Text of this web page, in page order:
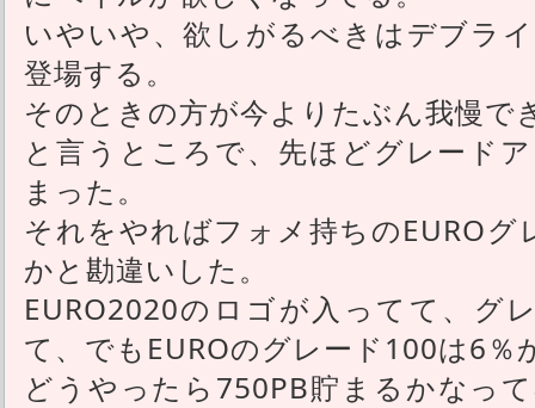
いやいや、欲しがるべきはデブラ
登場する。
そのときの方が今よりたぶん我慢で
と言うところで、先ほどグレード
まった。
それをやればフォメ持ちのEURO
かと勘違いした。
EURO2020のロゴが入ってて、グ
て、でもEUROのグレード100は6％
どうやったら750PB貯まるかなっ